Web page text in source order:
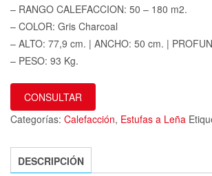
– RANGO CALEFACCION: 50 – 180 m2.
– COLOR: Gris Charcoal
– ALTO: 77,9 cm. | ANCHO: 50 cm. |
– PESO: 93 Kg.
CONSULTAR
Categorías: Calefacción, Estufas a Leña
DESCRIPCIÓN